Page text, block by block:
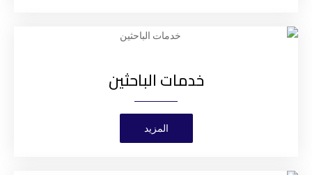
خدمات الباحثين
المزيد